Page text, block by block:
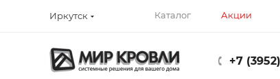
Иркутск Каталог Акции
+7